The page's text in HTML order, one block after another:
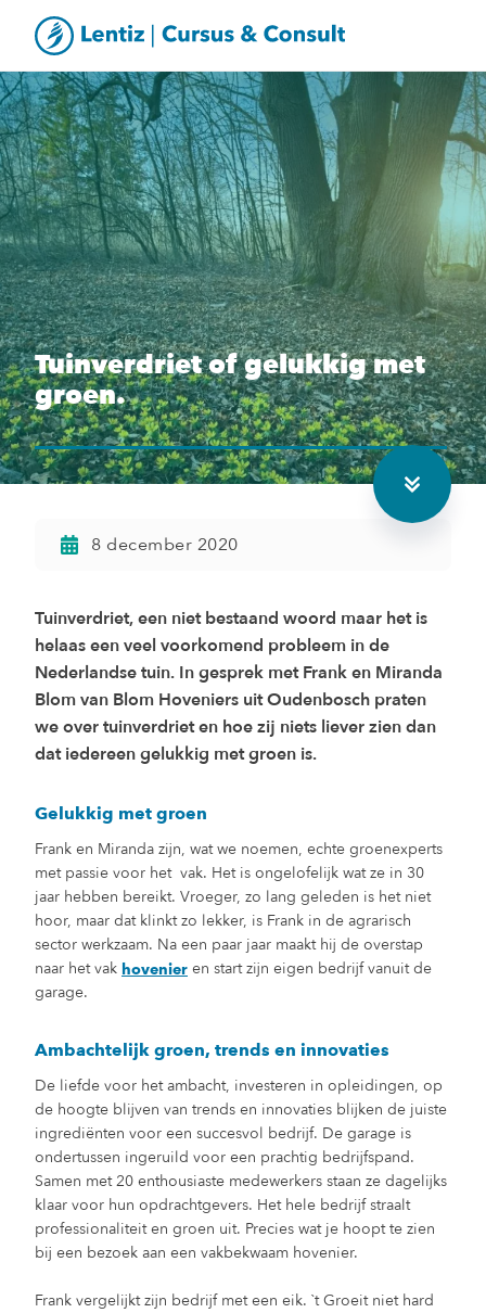
Tuinverdriet of gelukkig met
groen.
8 december 2020
Tuinverdriet, een niet bestaand woord maar het is
helaas een veel voorkomend probleem in de
Nederlandse tuin. In gesprek met Frank en Miranda
Blom van Blom Hoveniers uit Oudenbosch praten
we over tuinverdriet en hoe zij niets liever zien dan
dat iedereen gelukkig met groen is.
Gelukkig met groen
Frank en Miranda zijn, wat we noemen, echte groenexperts
met passie voor het vak. Het is ongelofelijk wat ze in 30
jaar hebben bereikt. Vroeger, zo lang geleden is het niet
hoor, maar dat klinkt zo lekker, is Frank in de agrarisch
sector werkzaam. Na een paar jaar maakt hij de overstap
naar het vak hovenier en start zijn eigen bedrijf vanuit de
garage.
Ambachtelijk groen, trends en innovaties
De liefde voor het ambacht, investeren in opleidingen, op
de hoogte blijven van trends en innovaties blijken de juiste
ingrediënten voor een succesvol bedrijf. De garage is
ondertussen ingeruild voor een prachtig bedrijfspand.
Samen met 20 enthousiaste medewerkers staan ze dagelijks
klaar voor hun opdrachtgevers. Het hele bedrijf straalt
professionaliteit en groen uit. Precies wat je hoopt te zien
bij een bezoek aan een vakbekwaam hovenier.
Frank vergelijkt zijn bedrijf met een eik. `t Groeit niet hard